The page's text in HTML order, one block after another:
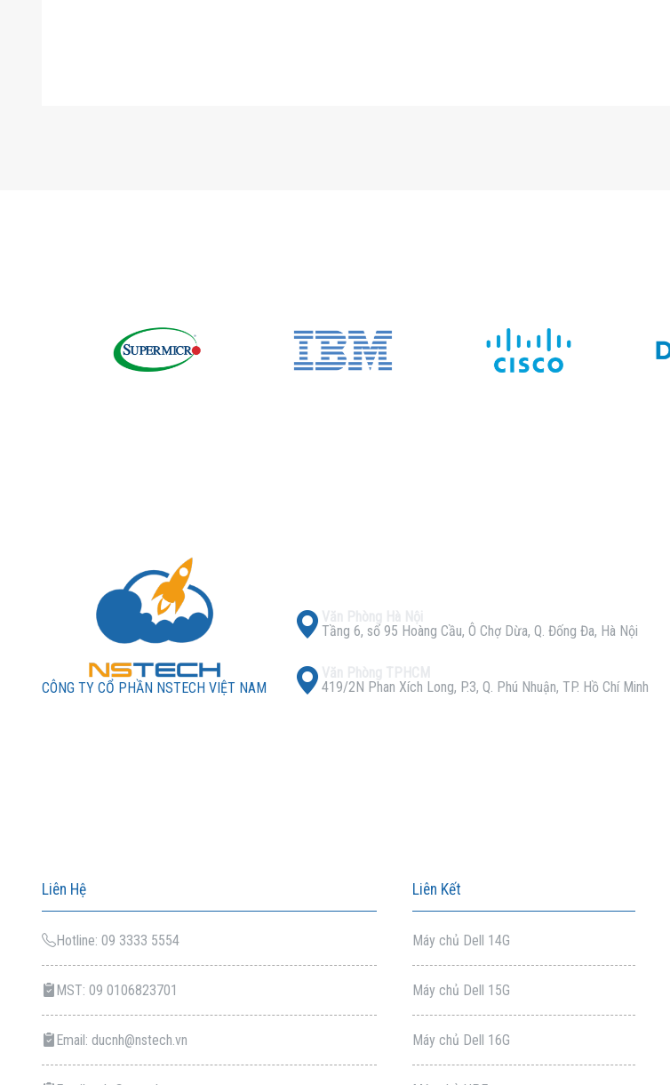
CÔNG TY CỔ PHẦN NSTECH VIỆT NAM
Tầng 6, số 95 Hoàng Cầu, Ô Chợ Dừa, Q. Đống Đa, Hà Nội
419/2N Phan Xích Long, P.3, Q. Phú Nhuận, TP. Hồ Chí Minh
Liên Hệ
Hotline: 09 3333 5554
MST: 09 0106823701
Email: ducnh@nstech.vn
Liên Kết
Máy chủ Dell 14G
Máy chủ Dell 15G
Máy chủ Dell 16G